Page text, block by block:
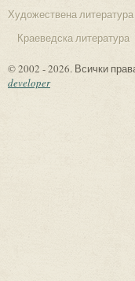
Художествена литература
Краеведска литература
© 2002 - 2026. Всички
developer